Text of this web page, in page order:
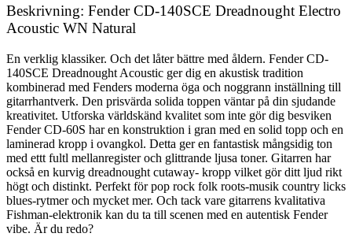
Beskrivning: Fender CD-140SCE Dreadnought Electro
Acoustic WN Natural
En verklig klassiker. Och det låter bättre med åldern. Fender CD-
140SCE Dreadnought Acoustic ger dig en akustisk tradition
kombinerad med Fenders moderna öga och noggrann inställning till
gitarrhantverk. Den prisvärda solida toppen väntar på din sjudande
kreativitet. Utforska världskänd kvalitet som inte gör dig besviken
Fender CD-60S har en konstruktion i gran med en solid topp och en
laminerad kropp i ovangkol. Detta ger en fantastisk mångsidig ton
med ettt fultl mellanregister och glittrande ljusa toner. Gitarren har
också en kurvig dreadnought cutaway- kropp vilket gör ditt ljud rikt
högt och distinkt. Perfekt för pop rock folk roots-musik country licks
blues-rytmer och mycket mer. Och tack vare gitarrens kvalitativa
Fishman-elektronik kan du ta till scenen med en autentisk Fender
vibe. Är du redo?